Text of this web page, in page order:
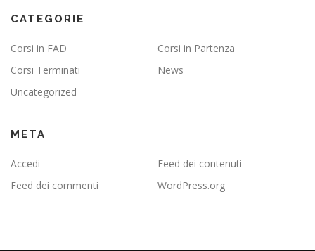
CATEGORIE
Corsi in FAD
Corsi in Partenza
Corsi Terminati
News
Uncategorized
META
Accedi
Feed dei contenuti
Feed dei commenti
WordPress.org